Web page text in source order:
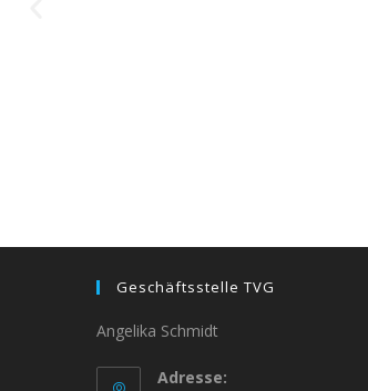
Geschäftsstelle TVG
Angelika Schmidt
Adresse: